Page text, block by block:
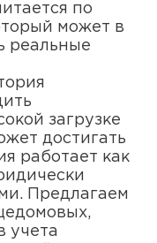
по
может в
реальные
загрузке
достигать
работает как
Предлагаем
учета